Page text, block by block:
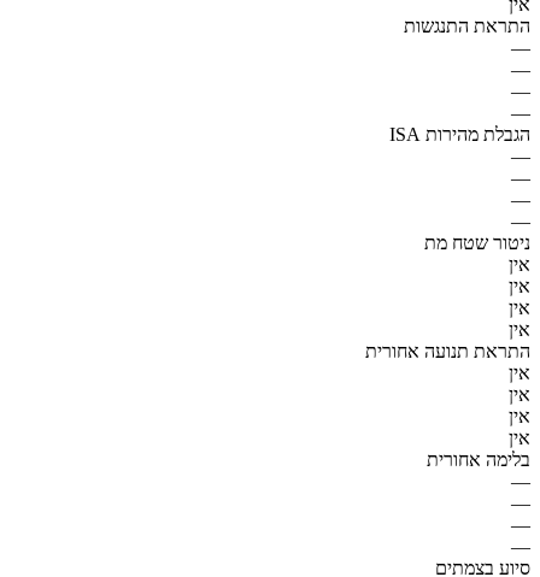
התראת התנגשות
—
—
—
—
הגבלת מהירות ISA
—
—
—
—
ניטור שטח מת
אין
אין
אין
אין
התראת תנועה אחורית
אין
אין
אין
אין
בלימה אחורית
—
—
—
—
סיוע בצמתים